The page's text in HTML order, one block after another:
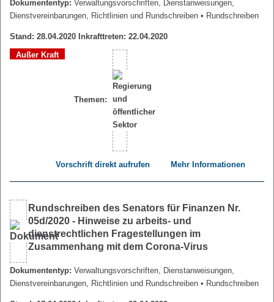
Dokumententyp: Verwaltungsvorschriften, Dienstanweisungen,
Dienstvereinbarungen, Richtlinien und Rundschreiben • Rundschreiben
Stand: 28.04.2020 Inkrafttreten: 22.04.2020
Außer Kraft
Themen:
Vorschrift direkt aufrufen Mehr Informationen
Rundschreiben des Senators für Finanzen Nr.
05d/2020 - Hinweise zu arbeits- und
dienstrechtlichen Fragestellungen im
Zusammenhang mit dem Corona-Virus
Dokumententyp: Verwaltungsvorschriften, Dienstanweisungen,
Dienstvereinbarungen, Richtlinien und Rundschreiben • Rundschreiben